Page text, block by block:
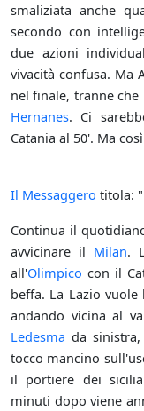
smaliziata anche
secondo con
due azioni
vivacità confusa. Ma
nel finale, tranne
Hernanes. Ci
Catania al 50'. Ma
Il Messaggero titola:
Continua il
avvicinare il Milan.
all'Olimpico con il
beffa. La Lazio
andando vicina al
Ledesma da
tocco mancino
il portiere dei
minuti dopo viene